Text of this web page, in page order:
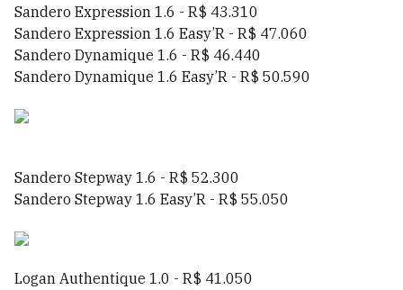
Sandero Expression 1.6 - R$ 43.310
Sandero Expression 1.6 Easy’R - R$ 47.060
Sandero Dynamique 1.6 - R$ 46.440
Sandero Dynamique 1.6 Easy’R - R$ 50.590
Sandero Stepway 1.6 - R$ 52.300
Sandero Stepway 1.6 Easy’R - R$ 55.050
Logan Authentique 1.0 - R$ 41.050